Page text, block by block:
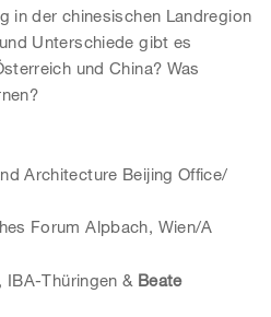
in der chinesischen Landregion
Unterschiede gibt es
und China? Was
Architecture Beijing Office/
Forum Alpbach, Wien/A
IBA-Thüringen & Beate